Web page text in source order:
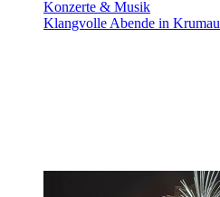
Konzerte & Musik
Klangvolle Abende in Krumau